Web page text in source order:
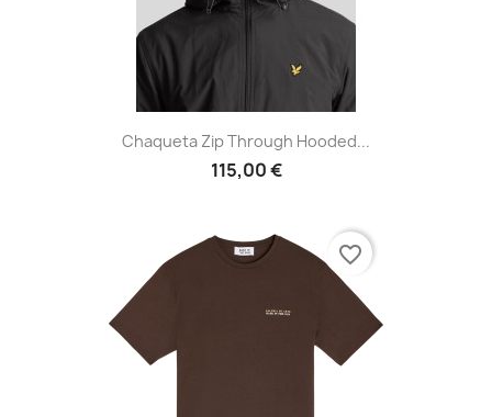
Chaqueta Zip Through Hooded...
115,00 €
favorite_border